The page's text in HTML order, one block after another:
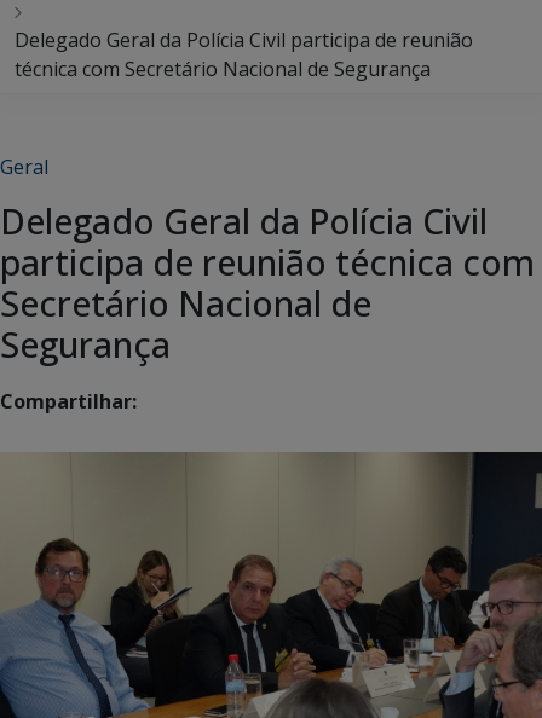
Delegado Geral da Polícia Civil participa de reunião
técnica com Secretário Nacional de Segurança
Geral
Delegado Geral da Polícia Civil
participa de reunião técnica com
Secretário Nacional de
Segurança
Compartilhar: